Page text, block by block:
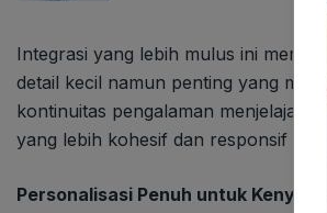
Integrasi yang lebih mulus ini
detail kecil namun penting yang
kontinuitas pengalaman menjelajah.
yang lebih kohesif dan responsif
Personalisasi Penuh untuk